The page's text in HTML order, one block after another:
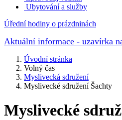
Ubytování a služby
Úřední hodiny o prázdninách
Aktuální informace - uzavírka
Úvodní stránka
Volný čas
Myslivecká sdružení
Myslivecké sdružení Šachty
Myslivecké